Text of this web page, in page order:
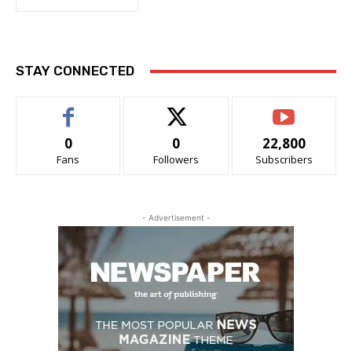
STAY CONNECTED
0
Fans
0
Followers
22,800
Subscribers
- Advertisement -